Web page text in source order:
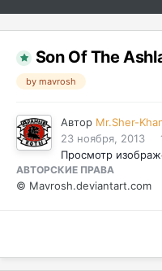
Son Of The
by mavrosh
Автор Mr.Sher-
23 ноября, 2013
Просмотр
АВТОРСКИЕ ПРАВА
© Mavrosh.deviantart.com